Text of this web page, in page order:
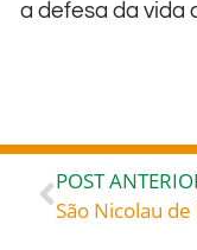
a defesa da vida
POST